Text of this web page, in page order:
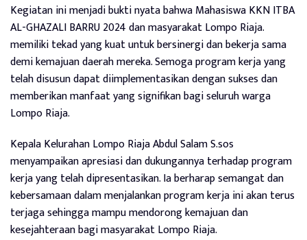
Kegiatan ini menjadi bukti nyata bahwa Mahasiswa KKN ITBA
AL-GHAZALI BARRU 2024 dan masyarakat Lompo Riaja.
memiliki tekad yang kuat untuk bersinergi dan bekerja sama
demi kemajuan daerah mereka. Semoga program kerja yang
telah disusun dapat diimplementasikan dengan sukses dan
memberikan manfaat yang signifikan bagi seluruh warga
Lompo Riaja.
Kepala Kelurahan Lompo Riaja Abdul Salam S.sos
menyampaikan apresiasi dan dukungannya terhadap program
kerja yang telah dipresentasikan. Ia berharap semangat dan
kebersamaan dalam menjalankan program kerja ini akan terus
terjaga sehingga mampu mendorong kemajuan dan
kesejahteraan bagi masyarakat Lompo Riaja.